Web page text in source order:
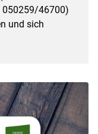
050259/46700)
und sich